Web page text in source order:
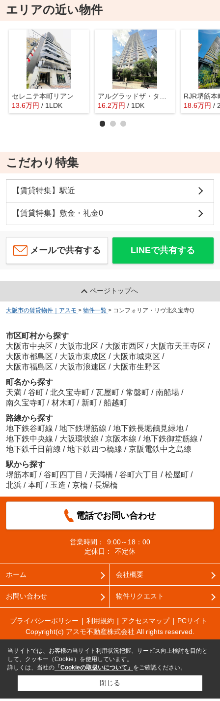
エリアの近い物件
セレニテ本町リアン
13.6万円 / 1LDK
16.2万円 / 1DK
RJR堺筋本
18.6万円 /
こだわり特集
【賃貸特集】駅近
【賃貸特集】敷金・礼金0
メールで共有する LINEで共有する
ページトップへ
大阪市の賃貸物件｜アスモ > 物件一覧 > コンフォリア・リヴ北久宝寺Q
市区町村から探す
大阪市中央区 / 大阪市北区 / 大阪市西区 / 大阪市天王寺区 /
大阪市都島区 / 大阪市東成区 / 大阪市城東区 /
大阪市福島区 / 大阪市浪速区 / 大阪市生野区
町名から探す
天満 / 谷町 / 北久宝寺町 / 瓦屋町 / 常盤町 / 南船場 /
南久宝寺町 / 材木町 / 新町 / 船越町
路線から探す
地下鉄谷町線 / 地下鉄堺筋線 / 地下鉄長堀鶴見緑地 /
地下鉄中央線 / 大阪環状線 / 京阪本線 / 地下鉄御堂筋線 /
地下鉄千日前線 / 地下鉄四つ橋線 / 京阪電鉄中之島線
駅から探す
堺筋本町 / 谷町四丁目 / 天満橋 / 谷町六丁目 / 松屋町 /
北浜 / 本町 / 玉造 / 京橋 / 長堀橋
電話でお問い合わせ
営業時間：
9:00～18：00
定休日：
不定休
ホーム 会社概要
お問い合わせ 物件リクエスト
プライバシーポリシー 利用規約 アクセスマップ
PCサイト
Copyright(c) アスモ不動産株式会社 All rights reserved.
当サイトでは、お客様の当サイト利用状況把握、サービス向上検討を目的と
して、クッキー（Cookie）を使用しています。
詳しくは、当社の 「Cookieの取扱いについて」 をご確認ください。
閉じる